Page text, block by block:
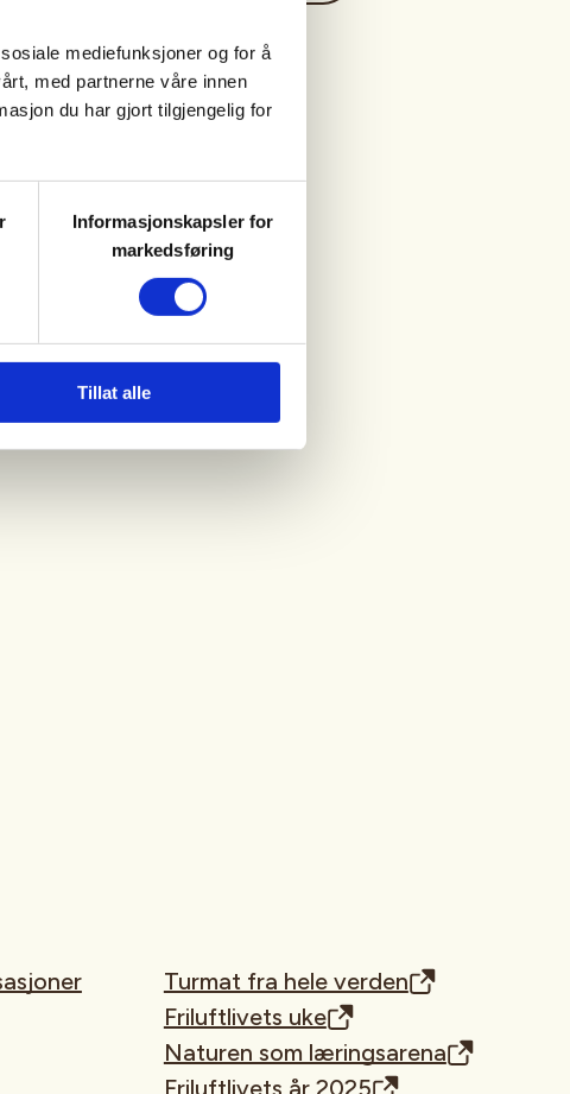
mediefunksjoner og for å
med partnerne våre innen
du har gjort tilgjengelig for
Informasjonskapsler for
markedsføring
Tillat alle
Turmat fra hele verden
Friluftlivets uke
Naturen som læringsarena
Friluftlivets år 2025